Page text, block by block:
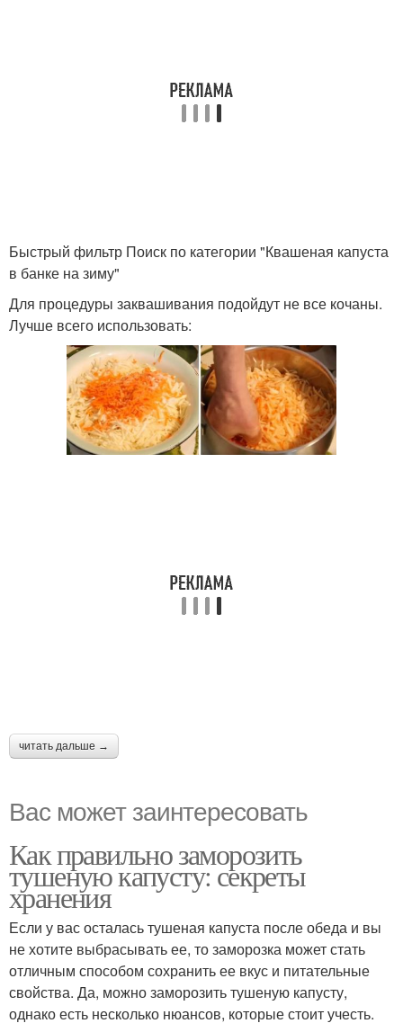
Быстрый фильтр Поиск по категории "Квашеная капуста
в банке на зиму"
Для процедуры заквашивания подойдут не все кочаны.
Лучше всего использовать:
читать дальше →
Вас может заинтересовать
Как правильно заморозить
тушеную капусту: секреты
хранения
Если у вас осталась тушеная капуста после обеда и вы
не хотите выбрасывать ее, то заморозка может стать
отличным способом сохранить ее вкус и питательные
свойства. Да, можно заморозить тушеную капусту,
однако есть несколько нюансов, которые стоит учесть.